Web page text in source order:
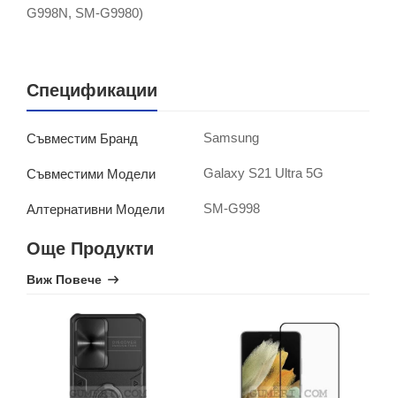
G998N, SM-G9980)
Спецификации
Съвместим Бранд Samsung
Съвместими Модели Galaxy S21 Ultra 5G
Алтернативни Модели SM-G998
Още Продукти
Виж Повече